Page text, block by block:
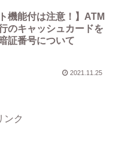
機能付は注意！】ATM
のキャッシュカードを
証番号について
2021.11.25
ンク